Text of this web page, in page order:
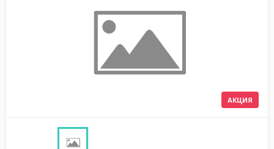
АКЦИЯ